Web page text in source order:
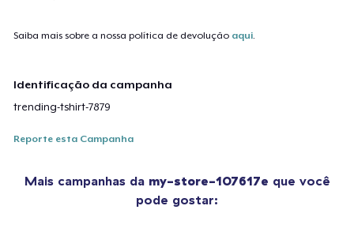
Saiba mais sobre a nossa política de devolução aqui
Identificação da campanha
trending-tshirt-7879
Reporte esta Campanha
Mais campanhas da my-store-107617e que você
pode gostar: